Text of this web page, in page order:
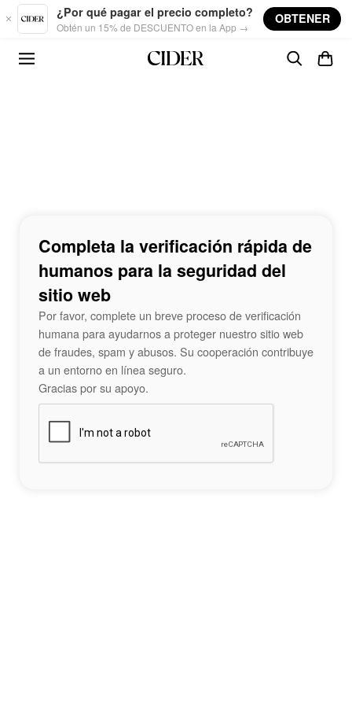
Skip to main content
¿Por qué pagar el precio completo?
Obtén un 15% de DESCUENTO en la App →
OBTENER
Completa la verificación rápida de
humanos para la seguridad del
sitio web
Por favor, complete un breve proceso de verificación
humana para ayudarnos a proteger nuestro sitio web
de fraudes, spam y abusos. Su cooperación contribuye
a un entorno en línea seguro.
Gracias por su apoyo.